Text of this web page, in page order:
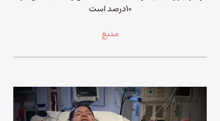
۱۰درصد است
منبع